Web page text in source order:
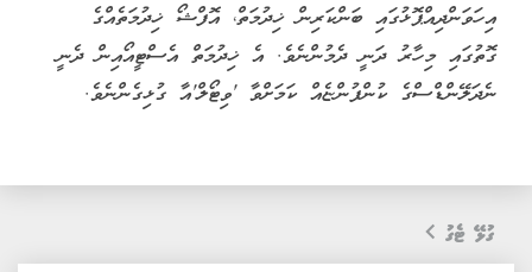
އިހަވަންދިއްޕޮޅުގައި ބަންކަރިން ޚިދުމަތް، އޮފްޝޯ ޚިދުމަތެއްގެ
ގޮތުގައި މިހާރު ދަނީ ދެމުންނެވެ. އެ ޚިދުމަތް އެސްޓީއޯއިން ދެނީ
ނެދަލޭންޑްސްގެ ކުންފުންޏެއް ކަމަށްވާ 'ވިޓޯލް'އާ ގުޅިގެންނެވެ.
ގުޅޭ ޓެގު